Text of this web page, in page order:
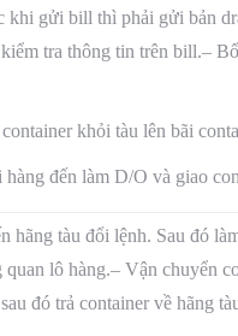
khi gửi bill thì phải gửi bản
tra thông tin trên bill.–
khỏi tàu lên bãi
đến làm D/O và giao
hãng tàu đổi lệnh. Sau đó
quan lô hàng.– Vận chuyển
đó trả container về hãng